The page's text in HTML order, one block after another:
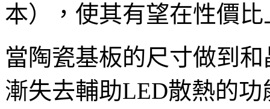
本），使其有望在性價
當陶瓷基板的尺寸做到
漸失去輔助LED散熱的